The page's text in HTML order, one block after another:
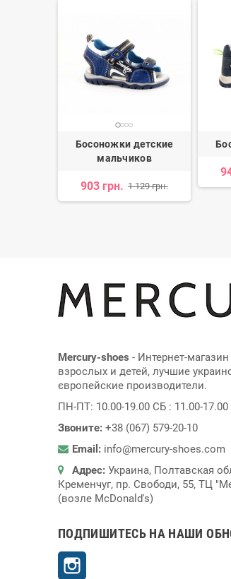
Босоножки детские
мальчиков
903 грн. 1 129 грн.
Mercury-shoes - Интернет-
взрослых и детей, лучшие
європейские производители.
ПН-ПТ: 10.00-19.00 СБ : 11.00-17.00
Звоните: +38 (067) 579-20-10
Email: info@mercury-shoes.com
Адрес: Украина, Полтавская
Кременчуг, пр. Свободи, 55, ТЦ
(возле McDonald's)
ПОДПИШИТЕСЬ НА НАШИ